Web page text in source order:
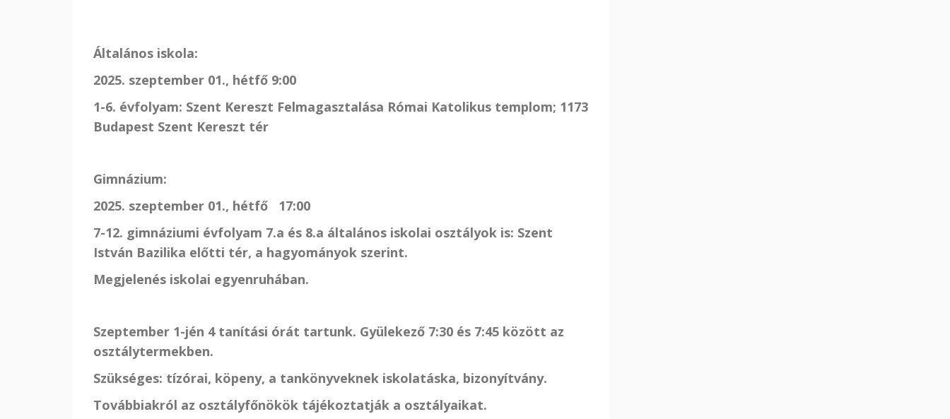
Általános iskola:
2025. szeptember 01., hétfő 9:00
1-6. évfolyam: Szent Kereszt Felmagasztalása Római Katolikus templom; 1173
Budapest Szent Kereszt tér
Gimnázium:
2025. szeptember 01., hétfő 17:00
7-12. gimnáziumi évfolyam 7.a és 8.a általános iskolai osztályok is: Szent
István Bazilika előtti tér, a hagyományok szerint.
Megjelenés iskolai egyenruhában.
Szeptember 1-jén 4 tanítási órát tartunk. Gyülekező 7:30 és 7:45 között az
osztálytermekben.
Szükséges: tízórai, köpeny, a tankönyveknek iskolatáska, bizonyítvány.
Továbbiakról az osztályfőnökök tájékoztatják a osztályaikat.